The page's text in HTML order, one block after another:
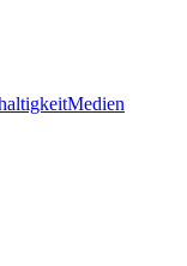
Medien